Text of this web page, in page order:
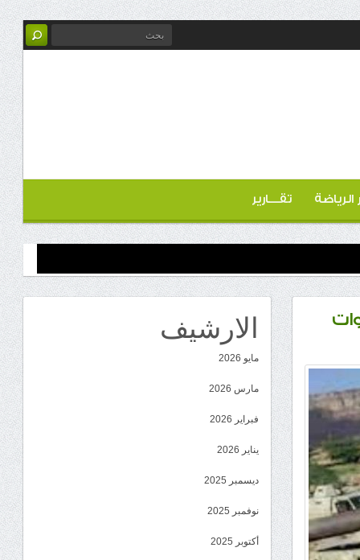
الرياضة تقـــارير
الارشيف
مايو 2026
مارس 2026
فبراير 2026
يناير 2026
ديسمبر 2025
نوفمبر 2025
أكتوبر 2025